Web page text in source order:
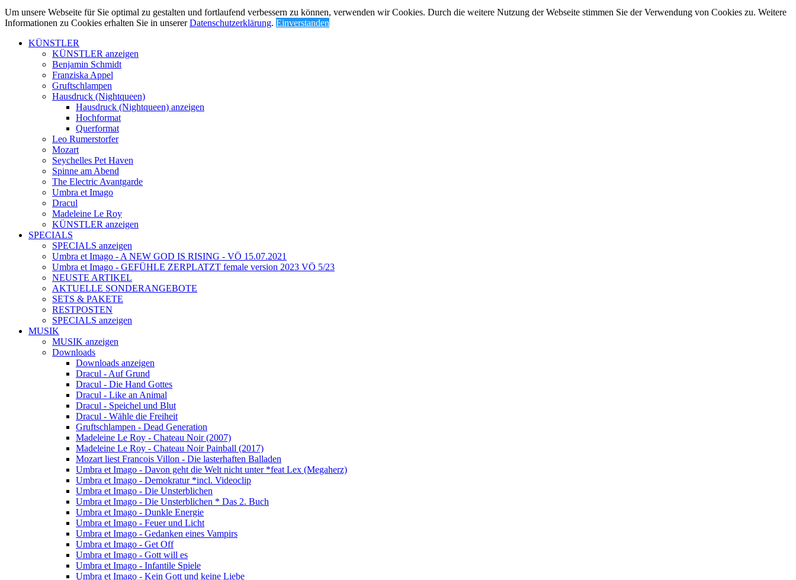
Um unsere Webseite für Sie optimal zu gestalten und fortlaufend verbessern zu können, verwenden wir Cookies. Durch die weitere Nutzung der Webseite stimmen Sie der Verwendung von Cookies zu. Weitere
Informationen zu Cookies erhalten Sie in unsererDatenschutzerklärung. Einverstanden
KÜNSTLER
KÜNSTLER anzeigen
Benjamin Schmidt
Franziska Appel
Gruftschlampen
Hausdruck (Nightqueen)
Hausdruck (Nightqueen) anzeigen
Hochformat
Querformat
Leo Rumerstorfer
Mozart
Seychelles Pet Haven
Spinne am Abend
The Electric Avantgarde
Umbra et Imago
Dracul
Madeleine Le Roy
KÜNSTLER anzeigen
SPECIALS
SPECIALS anzeigen
Umbra et Imago - A NEW GOD IS RISING - VÖ 15.07.2021
Umbra et Imago - GEFÜHLE ZERPLATZT female version 2023 VÖ 5/23
NEUSTE ARTIKEL
AKTUELLE SONDERANGEBOTE
SETS & PAKETE
RESTPOSTEN
SPECIALS anzeigen
MUSIK
MUSIK anzeigen
Downloads
Downloads anzeigen
Dracul - Auf Grund
Dracul - Die Hand Gottes
Dracul - Like an Animal
Dracul - Speichel und Blut
Dracul - Wähle die Freiheit
Gruftschlampen - Dead Generation
Madeleine Le Roy - Chateau Noir (2007)
Madeleine Le Roy - Chateau Noir Painball (2017)
Mozart liest Francois Villon - Die lasterhaften Balladen
Umbra et Imago - Davon geht die Welt nicht unter *feat Lex (Megaherz)
Umbra et Imago - Demokratur *incl. Videoclip
Umbra et Imago - Die Unsterblichen
Umbra et Imago - Die Unsterblichen * Das 2. Buch
Umbra et Imago - Dunkle Energie
Umbra et Imago - Feuer und Licht
Umbra et Imago - Gedanken eines Vampirs
Umbra et Imago - Get Off
Umbra et Imago - Gott will es
Umbra et Imago - Infantile Spiele
Umbra et Imago - Kein Gott und keine Liebe